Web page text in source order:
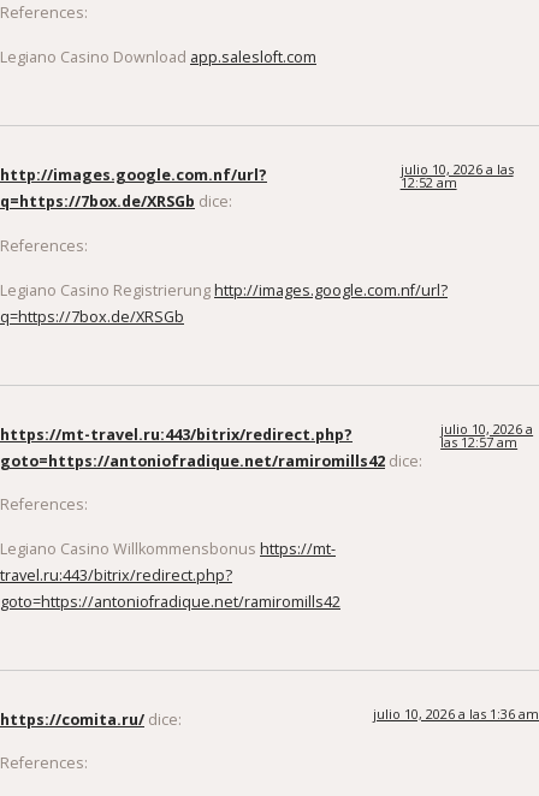
References:
Legiano Casino Download app.salesloft.com
http://images.google.com.nf/url?
q=https://7box.de/XRSGb dice:
julio 10, 2026 a las
12:52 am
References:
Legiano Casino Registrierunghttp://images.google.com.nf/url?
q=https://7box.de/XRSGb
https://mt-travel.ru:443/bitrix/redirect.php?
goto=https://antoniofradique.net/ramiromills42 dice:
julio 10, 2026 a
las 12:57 am
References:
Legiano Casino Willkommensbonus https://mt-
travel.ru:443/bitrix/redirect.php?
goto=https://antoniofradique.net/ramiromills42
https://comita.ru/ dice: julio 10, 2026 a las 1:36 am
References: